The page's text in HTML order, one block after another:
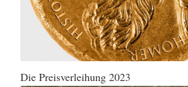
Die Preisverleihung 2023